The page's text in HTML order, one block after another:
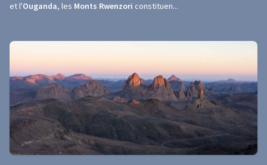
et l'Ouganda, les Monts Rwenzori constituen...